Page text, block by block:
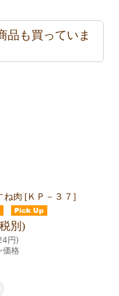
品も買っていま
ね肉 [ ＫＰ－３７ ]
別)
円)
価格